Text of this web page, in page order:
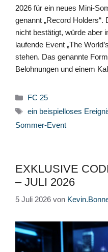
2026 für ein neues Mini-
genannt „Record
nicht bestätigt, würde aber
laufende Event „The
stehen. Das genannte
Belohnungen und einem
Kategorien
FC 25
Schlagwörter
ein beispielloses
Sommer-Event
EXKLUSIVE
– JULI 2026
5 Juli 2026 von